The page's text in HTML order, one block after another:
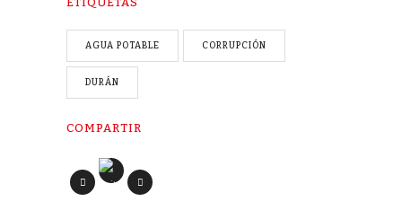
AGUA POTABLE CORRUPCIÓN
DURÁN
COMPARTIR